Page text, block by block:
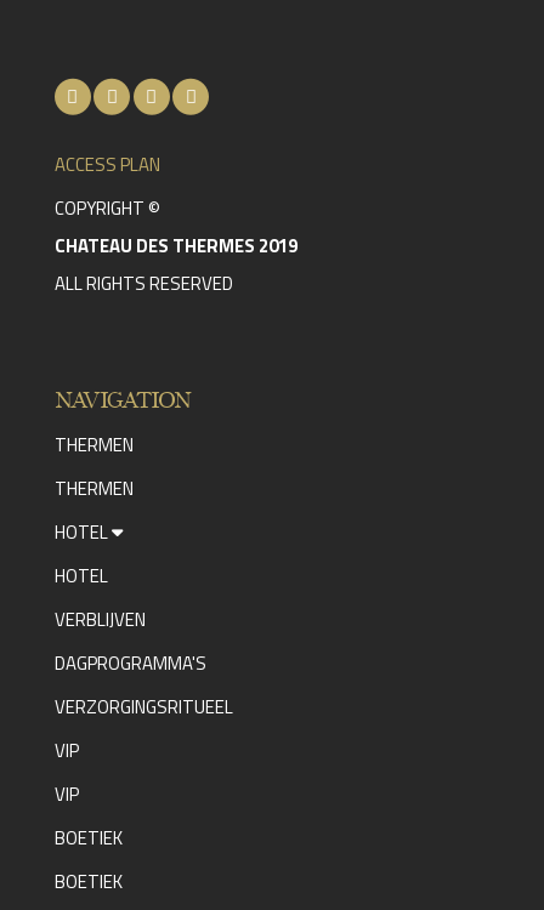
ACCESS PLAN
COPYRIGHT ©
CHATEAU DES THERMES 2019
ALL RIGHTS RESERVED
NAVIGATION
THERMEN
THERMEN
HOTEL
HOTEL
VERBLIJVEN
DAGPROGRAMMA'S
VERZORGINGSRITUEEL
VIP
VIP
BOETIEK
BOETIEK